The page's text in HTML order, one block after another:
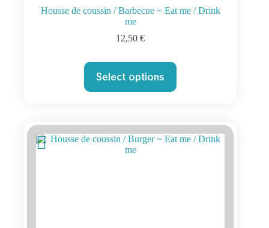
Housse de coussin / Barbecue ~ Eat me / Drink
me
12,50€
Select options